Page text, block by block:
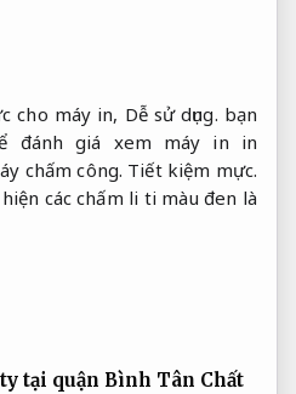
cho máy in, Dễ sử dụng. bạn
đánh giá xem máy in in
chấm công. Tiết kiệm mực.
các chấm li ti màu đen là
tại quận Bình Tân Chất